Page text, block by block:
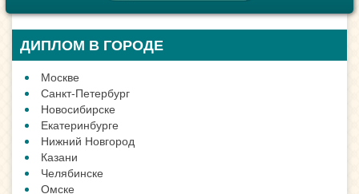
ДИПЛОМ В ГОРОДЕ
Москве
Санкт-Петербург
Новосибирске
Екатеринбурге
Нижний Новгород
Казани
Челябинске
Омске